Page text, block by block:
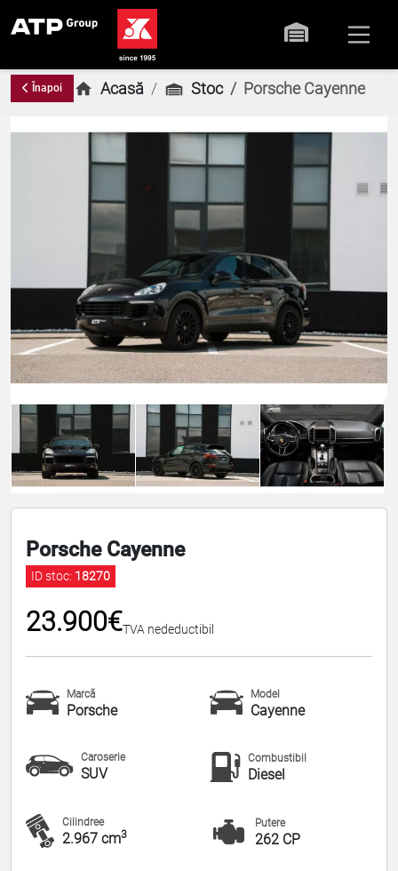
Înapoi Acasă Stoc Porsche Cayenne
Porsche Cayenne
ID stoc: 18270
23.900€TVA nedeductibil
Marcă
Porsche
Model
Cayenne
Caroserie
SUV
Combustibil
Diesel
Cilindree
2.967 cm3
Putere
262 CP